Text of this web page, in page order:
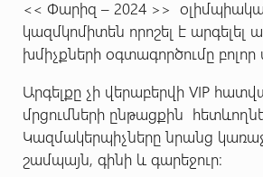
<< Փարիզ – 2024 >>
կազմկոմիտեն որոշել է արգելել
խմիչքների օգտագործումը բոլոր
Արգելքը չի վերաբերվի VIP
մրցումների ընթացքին
Կազմակերպիչները նրանց
շամպայն, գինի և գարեջուր։